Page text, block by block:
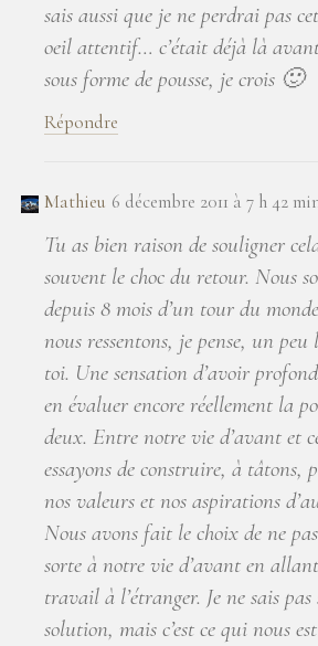
sais aussi que je ne perdrai pas
oeil attentif… c’était déjà là
sous forme de pousse, je crois 🙂
Répondre
Mathieu 6 décembre 2011 à 7 h 42
Tu as bien raison de souligner
souvent le choc du retour. Nous
depuis 8 mois d’un tour du
nous ressentons, je pense, un peu
toi. Une sensation d’avoir
en évaluer encore réellement la
deux. Entre notre vie d’avant et
essayons de construire, à tâtons,
nos valeurs et nos aspirations
Nous avons fait le choix de ne
sorte à notre vie d’avant en
travail à l’étranger. Je ne sais pas
solution, mais c’est ce qui nous